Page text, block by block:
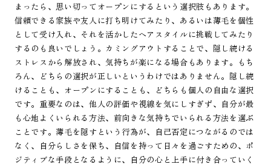
まったら、思い切ってオープンにするという選択肢もあります。
信頼できる家族や友人に打ち明けてみたり、あるいは薄毛を個性
として受け入れ、それを活かしたヘアスタイルに挑戦してみたり
するのも良いでしょう。カミングアウトすることで、隠し続ける
ストレスから解放され、気持ちが楽になる場合もあります。もち
ろん、どちらの選択が正しいというわけではありません。隠し続
けることも、オープンにすることも、どちらも個人の自由な選択
です。重要なのは、他人の評価や視線を気にしすぎず、自分が最
も心地よくいられる方法、前向きな気持ちでいられる方法を選ぶ
ことです。薄毛を隠すという行為が、自己否定につながるのでは
なく、自分らしさを保ち、自信を持って日々を過ごすための、ポ
ジティブな手段となるように、自分の心と上手に付き合っていく